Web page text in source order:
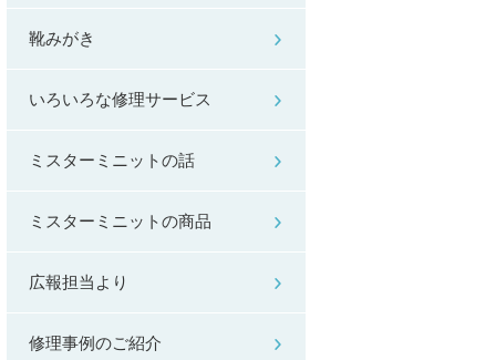
靴みがき
いろいろな修理サービス
ミスターミニットの話
ミスターミニットの商品
広報担当より
修理事例のご紹介